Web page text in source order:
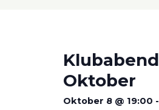
Klubabend
Oktober
Oktober 8 @ 19:00 -